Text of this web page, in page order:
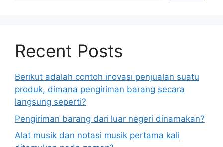
Recent Posts
Berikut adalah contoh inovasi penjualan suatu
produk, dimana pengiriman barang secara
langsung seperti?
Pengiriman barang dari luar negeri dinamakan?
Alat musik dan notasi musik pertama kali